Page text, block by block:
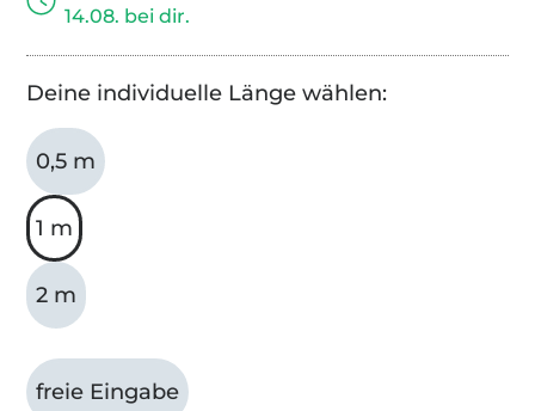
14.08. bei dir.
Deine individuelle Länge wählen:
0,5 m
1 m
2 m
freie Eingabe